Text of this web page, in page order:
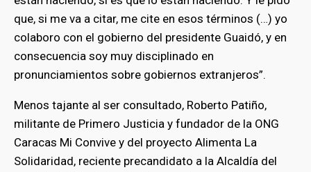
que, si me va a citar, me cite en esos términos (…) yo
colaboro con el gobierno del presidente Guaidó, y en
consecuencia soy muy disciplinado en
pronunciamientos sobre gobiernos extranjeros”.
Menos tajante al ser consultado, Roberto Patiño,
militante de Primero Justicia y fundador de la ONG
Caracas Mi Convive y del proyecto Alimenta La
Solidaridad, reciente precandidato a la Alcaldía del